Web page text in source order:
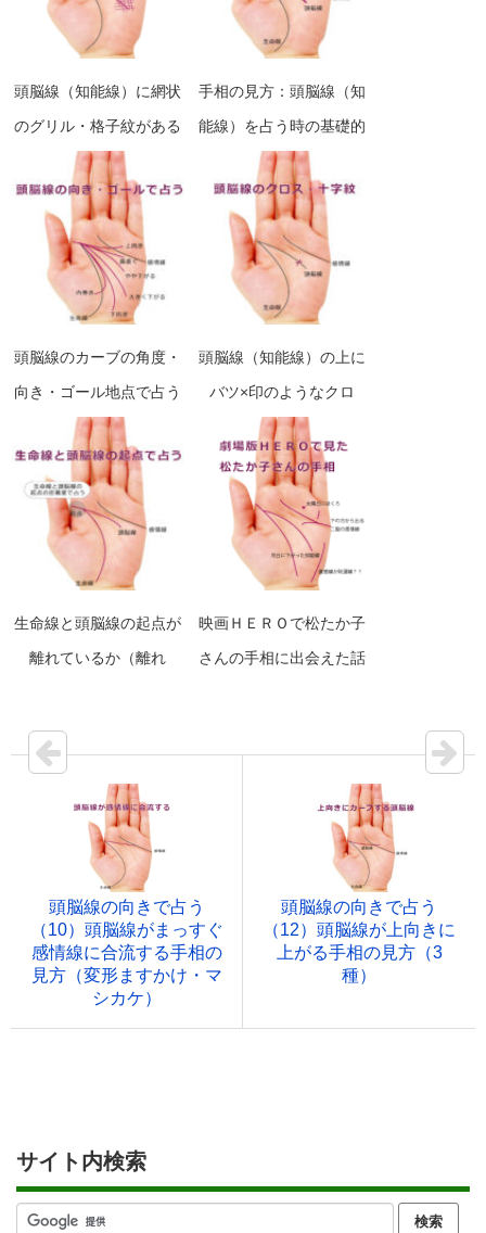
頭脳線（知能線）に網状
のグリル・格子紋がある
手相の見方
手相の見方：頭脳線（知
能線）を占う時の基礎的
なポイント
頭脳線のカーブの角度・
向き・ゴール地点で占う
手相の見方一覧（12種）
あなたは現実的？それと
も夢追い人？
頭脳線（知能線）の上に
バツ×印のようなクロ
ス・十字紋・十字線があ
る手相の見方
生命線と頭脳線の起点が
離れているか（離れ
占う手相の見方
映画ＨＥＲＯで松たか子
さんの手相に出会えた話
頭脳線の向きで占う
（10）頭脳線がまっすぐ
感情線に合流する手相の
見方（変形ますかけ・マ
シカケ）
頭脳線の向きで占う
（12）頭脳線が上向きに
上がる手相の見方（3
種）
サイト内検索